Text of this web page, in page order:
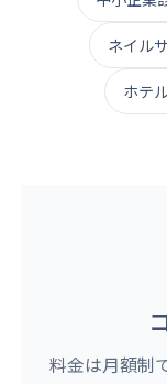
ネイル
ホテ
料金は月額制